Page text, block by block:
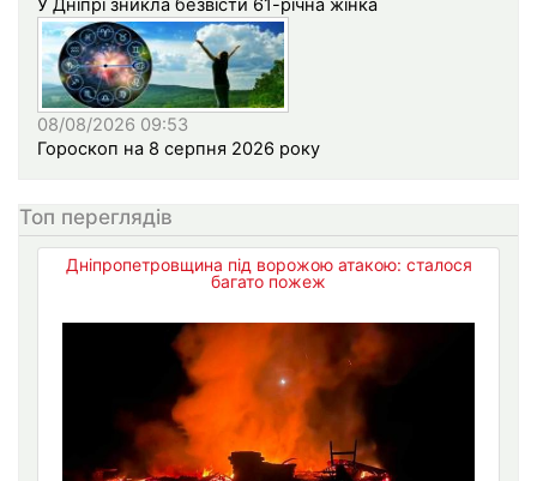
У Дніпрі зникла безвісти 61-річна жінка
08/08/2026 09:53
Гороскоп на 8 серпня 2026 року
Топ переглядів
Дніпропетровщина під ворожою атакою: сталося
багато пожеж